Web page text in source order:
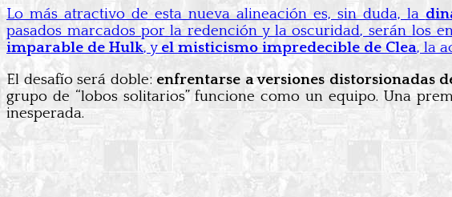
Lo más atractivo de esta nueva alineación es, sin duda, la
pasados marcados por la redención y la oscuridad, serán los
imparable de Hulk, yel misticismo impredecible de Clea, la
El desafío será doble: enfrentarse a versiones distorsionadas
grupo de “lobos solitarios” funcione como un equipo. Una
inesperada.